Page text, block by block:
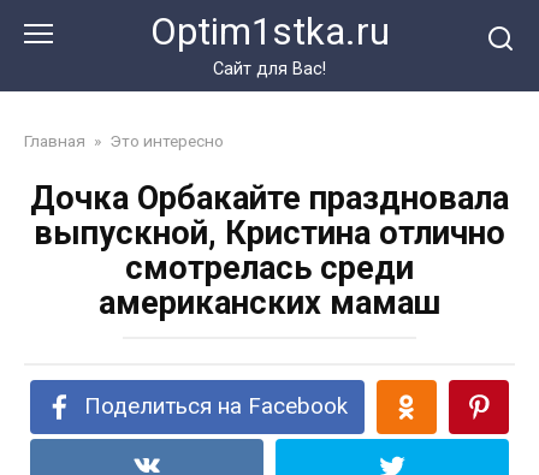
Optim1stka.ru
Сайт для Вас!
Главная » Это интересно
Дочка Орбакайте праздновала
выпускной, Кристина отлично
смотрелась среди
американских мамаш
Поделиться на Facebook